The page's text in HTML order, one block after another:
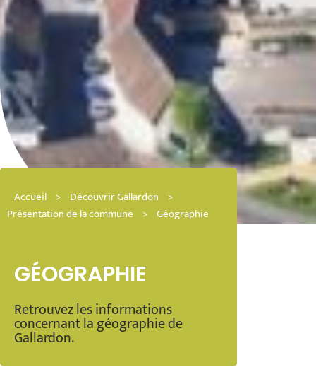
Accueil > Découvrir Gallardon >
Présentation de la commune > Géographie
GÉOGRAPHIE
Retrouvez les informations
concernant la géographie de
Gallardon.